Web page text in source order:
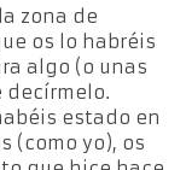
zona de
os lo habréis
algo (o unas
decírmelo.
estado en
(como yo), os